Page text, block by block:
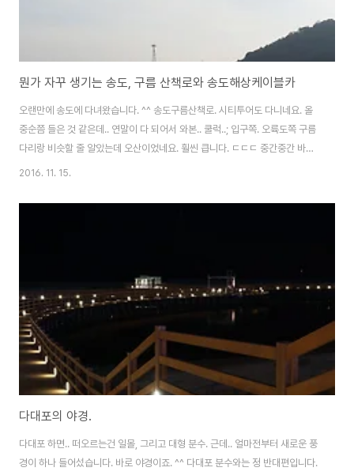
뭔가 자꾸 생기는 송도, 구름 산책로와 송도해상케이블카
오랜만에 송도에 다녀왔습니다. ^^ 송도구름산책로. 시티투어도 다니네요. 올
중순쯤 들은 것 같은데.. 연말이 다 되어서 와본.. 쿨럭..; 입구쪽. 오륙도쪽 구름
다리랑 비슷할 줄 알았는데 오산이었네요. 훨씬 큽니다. ㄷㄷㄷ 중간중간 바닥
이 유리로 된 부분이 있구요. 가장 끝 전망대에도 유리바닥이 존재합니다.그냥
산책하기 좋습니다. 근데 벌써 유명한지 중국 관광객들 많데요. ㄷㄷㄷ 거북섬
2016. 11. 15.
다대포의 야경.
다대포 하면.. 떠오르는건 일몰, 그리고 대형 분수. 근데.. 얼마전부터 새로운 풍
경이 하나 들어섰습니다. 바로 야경이죠. ^^ 다대포 분수와는 정 반대편입니다.